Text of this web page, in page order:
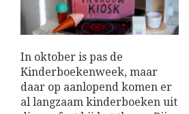
In oktober is pas de
Kinderboekenweek, maar
daar op aanlopend komen er
al langzaam kinderboeken uit